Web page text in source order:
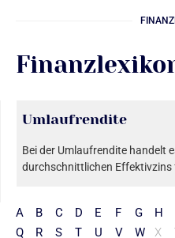
A B C D E F G H
Q
R S T U V W X
Umlaufrendite
Bei der Umlaufrendite handelt
durchschnittlichen Effektivzins